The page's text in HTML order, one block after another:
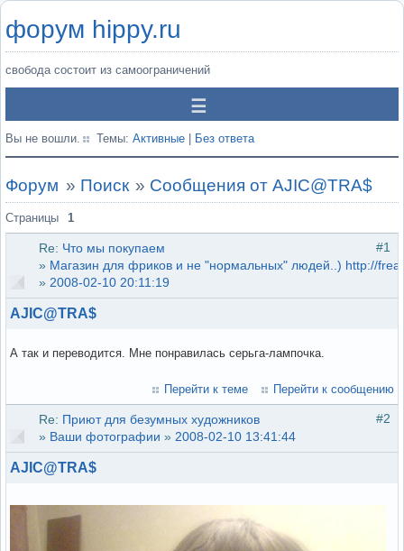
форум hippy.ru
свобода состоит из самоограничений
Вы не вошли. Темы: Активные Без ответа
Форум » Поиск » Сообщения от AJIC@TRA$
Страницы 1
#1
Re: Что мы покупаем
» Магазин для фриков и не "нормальных" людей..) http://
» 2008-02-10 20:11:19
AJIC@TRA$
А так и переводится. Мне понравилась серьга-лампочка.
Перейти к теме Перейти к сообщению
#2
Re: Приют для безумных художников
» Ваши фотографии » 2008-02-10 13:41:44
AJIC@TRA$